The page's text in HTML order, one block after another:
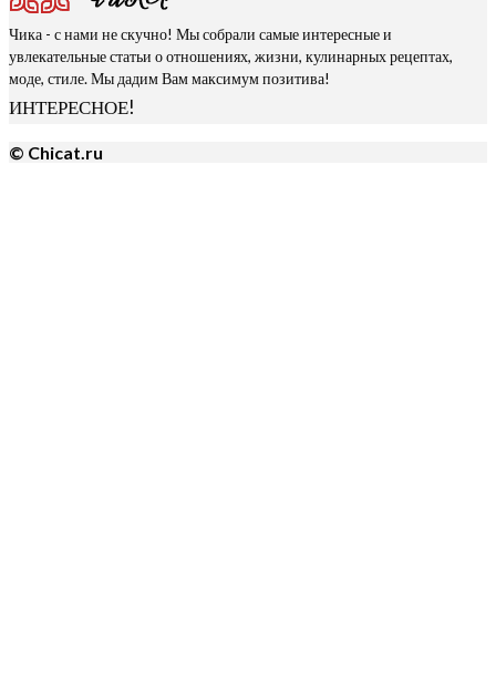
Чика - с нами не скучно! Мы собрали самые интересные и
увлекательные статьи о отношениях, жизни, кулинарных рецептах,
моде, стиле. Мы дадим Вам максимум позитива!
ИНТЕРЕСНОЕ!
© Chicat.ru